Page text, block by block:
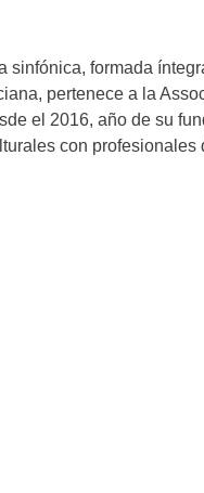
sinfónica, formada
pertenece a la
el 2016, año de su
con profesionales